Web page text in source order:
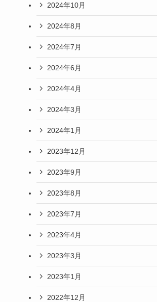
2024年10月
2024年8月
2024年7月
2024年6月
2024年4月
2024年3月
2024年1月
2023年12月
2023年9月
2023年8月
2023年7月
2023年4月
2023年3月
2023年1月
2022年12月